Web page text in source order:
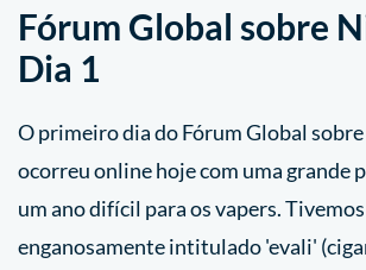
Fórum Global sobre
Dia 1
O primeiro dia do Fórum Global
ocorreu online hoje com uma grande
um ano difícil para os vapers.
enganosamente intitulado 'evali'